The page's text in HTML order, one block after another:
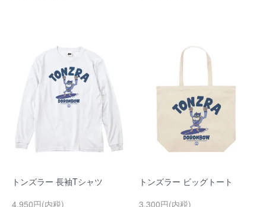
トンズラー 長袖Tシャツ
4,950円(内税)
トンズラー ビッグトート
3,300円(内税)